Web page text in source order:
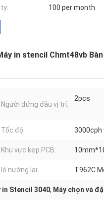
100 per month
in stencil Chmt48vb
Người đứng đầu vị trí:
2pcs
Tốc độ: 3000cph
Khu vực kẹp PCB:
lò nướng lại: T962C
in Stencil 3040, Máy chọn và